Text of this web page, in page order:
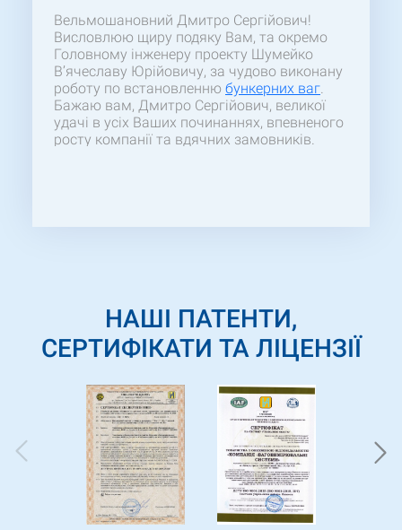
Вельмошановний Дмитро Сергійович!
Висловлюю щиру подяку Вам, та окремо
Головному інженеру проекту Шумейко
В’ячеславу Юрійовичу, за чудово виконану
роботу по встановленню бункерних ваг
Бажаю вам, Дмитро Сергійович, великої
удачі в усіх Ваших починаннях, впевненого
росту компанії та вдячних замовників.
НАШІ ПАТЕНТИ,
СЕРТИФІКАТИ ТА ЛІЦЕНЗІЇ